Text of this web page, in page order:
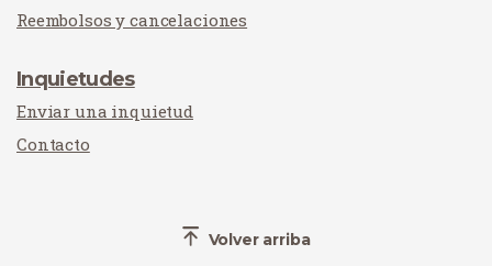
Reembolsos y cancelaciones
Inquietudes
Enviar una inquietud
Contacto
Volver arriba